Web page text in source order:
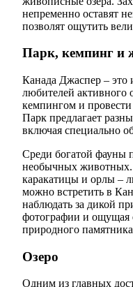
непременно оставят
позволят ощутить
Парк, кемпинг и
Канада Джаспер – это
любителей активного
кемпингом и
Парк предлагает
включая специально
Среди богатой фауны
необычных
каракатицы и орлы –
можно встретить в
наблюдать за дикой
фотографии и ощущая
природного
Озеро
Одним из главных